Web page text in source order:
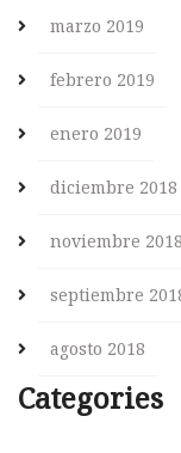
marzo 2019
febrero 2019
enero 2019
diciembre 2018
noviembre 2018
septiembre
agosto 2018
Categories